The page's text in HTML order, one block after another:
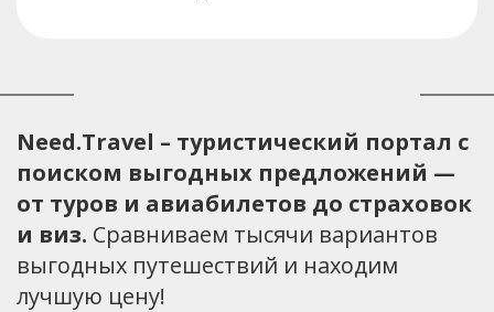
Need.Travel – туристический портал с
поиском выгодных предложений —
от туров и авиабилетов до страховок
и виз. Сравниваем тысячи вариантов
выгодных путешествий и находим
лучшую цену!